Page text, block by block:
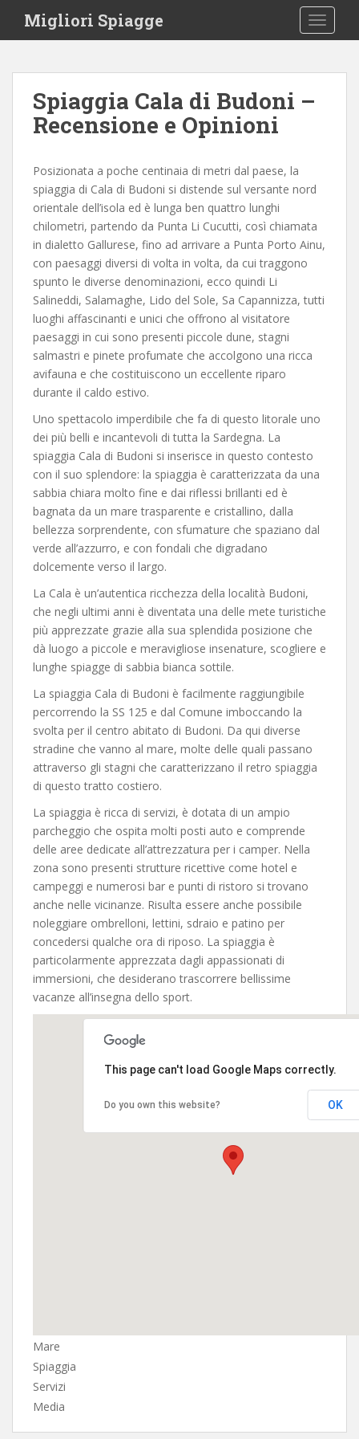
i
Migliori Spiagge
Spiaggia Cala di Budoni –
Recensione e Opinioni
Posizionata a poche centinaia di metri dal paese, la
spiaggia di Cala di Budoni si distende sul versante nord
orientale dell’isola ed è lunga ben quattro lunghi
chilometri, partendo da Punta Li Cucutti, così chiamata
in dialetto Gallurese, fino ad arrivare a Punta Porto Ainu,
con paesaggi diversi di volta in volta, da cui traggono
spunto le diverse denominazioni, ecco quindi Li
Salineddi, Salamaghe, Lido del Sole, Sa Capannizza, tutti
luoghi affascinanti e unici che offrono al visitatore
paesaggi in cui sono presenti piccole dune, stagni
salmastri e pinete profumate che accolgono una ricca
avifauna e che costituiscono un eccellente riparo
durante il caldo estivo.
Uno spettacolo imperdibile che fa di questo litorale uno
dei più belli e incantevoli di tutta la Sardegna. La
spiaggia Cala di Budoni si inserisce in questo contesto
con il suo splendore: la spiaggia è caratterizzata da una
sabbia chiara molto fine e dai riflessi brillanti ed è
bagnata da un mare trasparente e cristallino, dalla
bellezza sorprendente, con sfumature che spaziano dal
verde all’azzurro, e con fondali che digradano
dolcemente verso il largo.
La Cala è un’autentica ricchezza della località Budoni,
che negli ultimi anni è diventata una delle mete turistiche
più apprezzate grazie alla sua splendida posizione che
dà luogo a piccole e meravigliose insenature, scogliere e
lunghe spiagge di sabbia bianca sottile.
La spiaggia Cala di Budoni è facilmente raggiungibile
percorrendo la SS 125 e dal Comune imboccando la
svolta per il centro abitato di Budoni. Da qui diverse
stradine che vanno al mare, molte delle quali passano
attraverso gli stagni che caratterizzano il retro spiaggia
di questo tratto costiero.
La spiaggia è ricca di servizi, è dotata di un ampio
parcheggio che ospita molti posti auto e comprende
delle aree dedicate all’attrezzatura per i camper. Nella
zona sono presenti strutture ricettive come hotel e
campeggi e numerosi bar e punti di ristoro si trovano
anche nelle vicinanze. Risulta essere anche possibile
noleggiare ombrelloni, lettini, sdraio e patino per
concedersi qualche ora di riposo. La spiaggia è
particolarmente apprezzata dagli appassionati di
immersioni, che desiderano trascorrere bellissime
vacanze all’insegna dello sport.
This page can't load Google Maps correctly.
Do you own this website? OK
Mare
Spiaggia
Servizi
Media